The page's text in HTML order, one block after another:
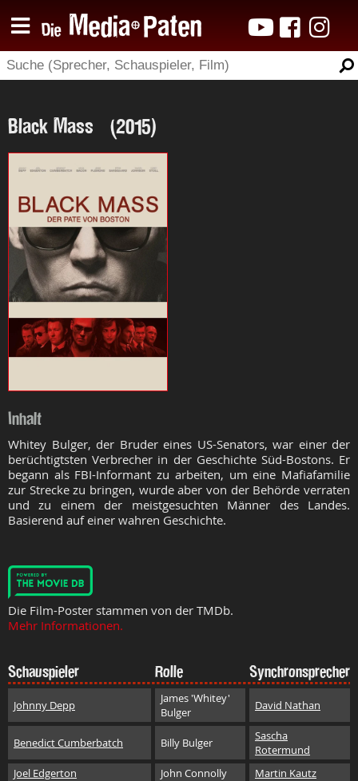
Black Mass (2015)
Inhalt
Whitey Bulger, der Bruder eines US-Senators, war einer der
berüchtigtsten Verbrecher in der Geschichte Süd-Bostons. Er
begann als FBI-Informant zu arbeiten, um eine Mafiafamilie
zur Strecke zu bringen, wurde aber von der Behörde verraten
und zu einem der meistgesuchten Männer des Landes.
Basierend auf einer wahren Geschichte.
Die Film-Poster stammen von der TMDb.
Mehr Informationen.
Schauspieler Rolle Synchronsprecher
Johnny Depp
James 'Whitey'
Bulger
David Nathan
Benedict Cumberbatch Billy Bulger
Sascha
Rotermund
Joel Edgerton
John Connolly
Martin Kautz